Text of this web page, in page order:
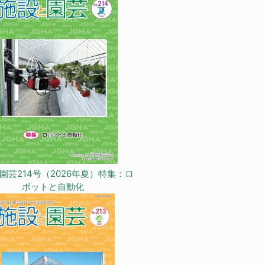
芸214号（2026年夏）特集：ロ
ボットと自動化